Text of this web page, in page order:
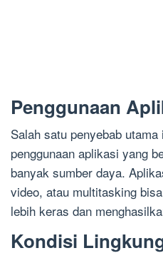
Penggunaan
Salah satu penyebab
penggunaan aplikasi yang
banyak sumber daya.
video, atau multitasking
lebih keras dan
Kondisi